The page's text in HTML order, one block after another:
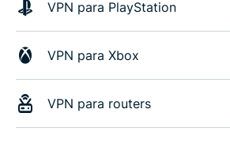
VPN para PlayStation
VPN para Xbox
VPN para routers